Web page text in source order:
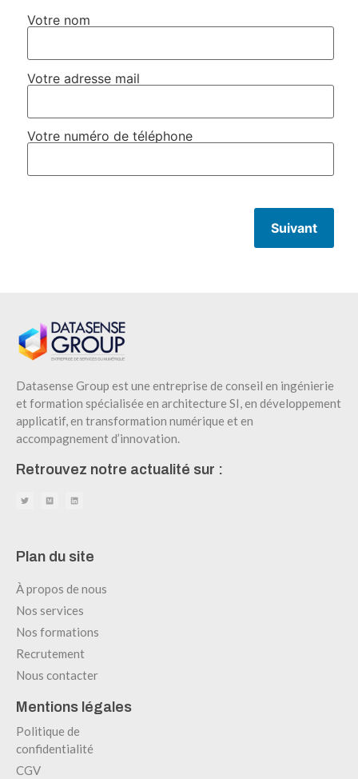
Votre nom
Votre adresse mail
Votre numéro de téléphone
Suivant
Datasense Group est une entreprise de conseil en ingénierie
et formation spécialisée en architecture SI, en développement
applicatif, en transformation numérique et en
accompagnement d’innovation.
Retrouvez notre actualité sur :
Plan du site
À propos de nous
Nos services
Nos formations
Recrutement
Nous contacter
Mentions légales
Politique de
confidentialité
CGV